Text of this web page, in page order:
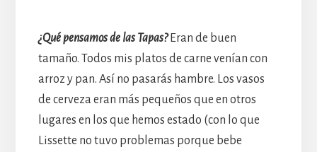
¿Qué pensamos de las Tapas? Eran de buen
tamaño. Todos mis platos de carne venían con
arroz y pan. Así no pasarás hambre. Los vasos
de cerveza eran más pequeños que en otros
lugares en los que hemos estado (con lo que
Lissette no tuvo problemas porque bebe